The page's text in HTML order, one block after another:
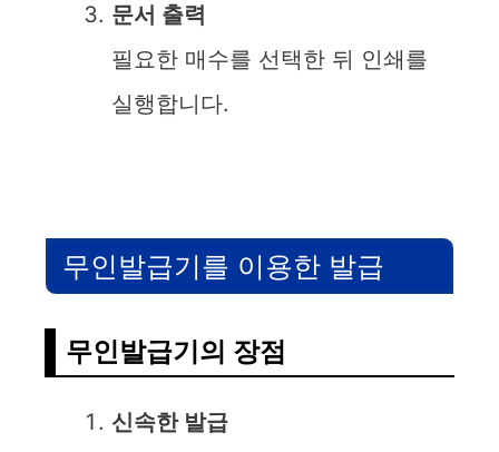
문서 출력
필요한 매수를 선택한 뒤 인쇄를
실행합니다.
무인발급기를 이용한 발급
무인발급기의 장점
신속한 발급